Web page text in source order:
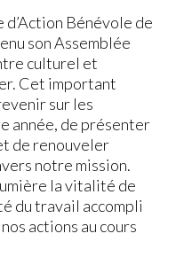
Bénévole de
son Assemblée
culturel et
Cet important
sur les
année, de présenter
de renouveler
notre mission.
la vitalité de
du travail accompli
actions au cours